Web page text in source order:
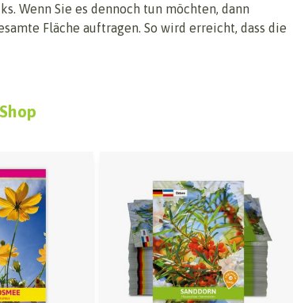
Wenn Sie es dennoch tun möchten, dann
Fläche auftragen. So wird erreicht, dass die